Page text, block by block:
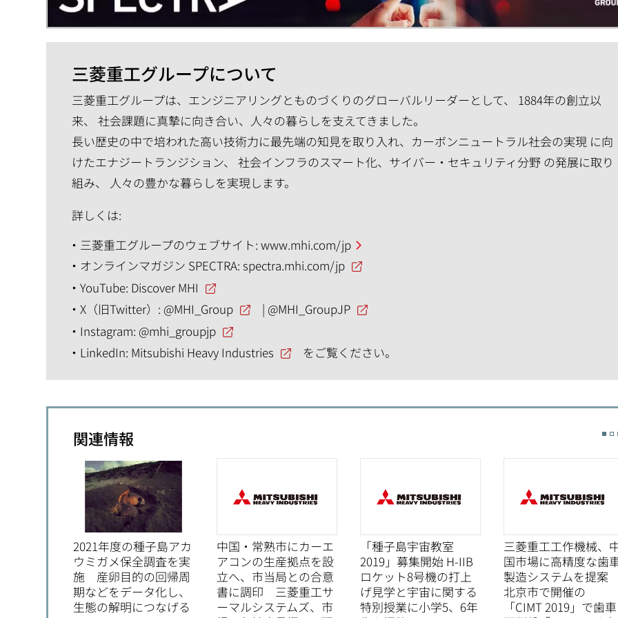
三菱重工グループについて
三菱重工グループは、エンジニアリングとものづくりのグローバルリーダーとして、 1884年の創立以
来、 社会課題に真摯に向き合い、人々の暮らしを支えてきました。
長い歴史の中で培われた高い技術力に最先端の知見を取り入れ、カーボンニュートラル社会の実現 に向
けたエナジートランジション、 社会インフラのスマート化、サイバー・セキュリティ分野 の発展に取り
組み、 人々の豊かな暮らしを実現します。
詳しくは:
三菱重工グループのウェブサイト: www.mhi.com/jp
オンラインマガジン SPECTRA: spectra.mhi.com/jp
YouTube: Discover MHI
X（旧Twitter）: @MHI_Group | @MHI_GroupJP
Instagram: @mhi_groupjp
LinkedIn: Mitsubishi Heavy Industries をご覧ください。
関連情報
2021年度の種子島アカ
ウミガメ保全調査を実
施 産卵目的の回帰周
期などをデータ化し、
生態の解明につなげる
中国・常熟市にカーエ
アコンの生産拠点を設
立へ、市当局との合意
書に調印 三菱重工サ
ーマルシステムズ、市
「種子島宇宙教室
2019」募集開始 H-IIB
ロケット8号機の打上
げ見学と宇宙に関する
特別授業に小学5、6年
三菱重工工作機械、
国市場に高精度な歯
製造システムを提案
北京市で開催の
「CIMT 2019」で歯車